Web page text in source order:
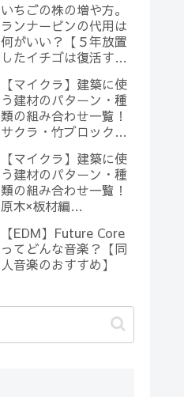
いちごの株の増や方。
ランナーピンの代用は
何がいい？【５年放置
したイチゴは復活する
【マイクラ】建築に使
う建材のパターン・種
類の組み合わせ一覧！
サクラ・竹ブロック×
【Minecraft】
【マイクラ】建築に使
う建材のパターン・種
類の組み合わせ一覧！
原木×板材編
【EDM】Future Core
ってどんな音楽？【同
人音楽のおすすめ】